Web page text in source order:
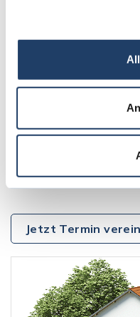
Als Immobilienmakler
Leistungen:
Immobilienberatung
Immobilienverkauf
Jetzt Termin